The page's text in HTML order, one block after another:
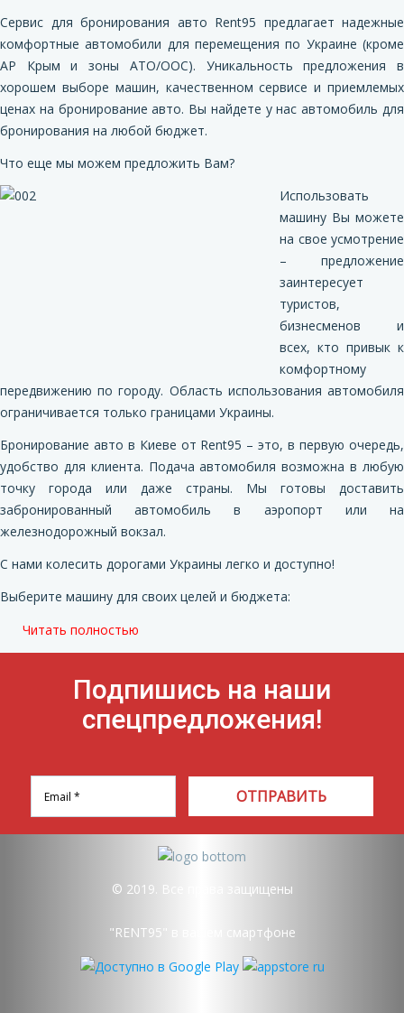
Сервис для бронирования авто Rent95 предлагает надежные
комфортные автомобили для перемещения по Украине (кроме
АР Крым и зоны АТО/ООС). Уникальность предложения в
хорошем выборе машин, качественном сервисе и приемлемых
ценах на бронирование авто. Вы найдете у нас автомобиль для
бронирования на любой бюджет.
Что еще мы можем предложить Вам?
Использовать
машину Вы можете
на свое усмотрение
– предложение
заинтересует
туристов,
бизнесменов и
всех, кто привык к
комфортному
передвижению по городу. Область использования автомобиля
ограничивается только границами Украины.
Бронирование авто в Киеве от Rent95 – это, в первую очередь,
удобство для клиента. Подача автомобиля возможна в любую
точку города или даже страны. Мы готовы доставить
забронированный автомобиль в аэропорт или на
железнодорожный вокзал.
С нами колесить дорогами Украины легко и доступно!
Выберите машину для своих целей и бюджета:
Читать полностью
Подпишись на наши
спецпредложения!
ОТПРАВИТЬ
© 2019. Все права защищены
"RENT95" в вашем смартфоне